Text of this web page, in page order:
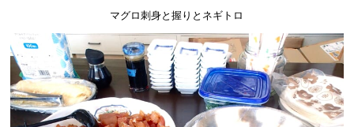
マグロ刺身と握りとネギトロ